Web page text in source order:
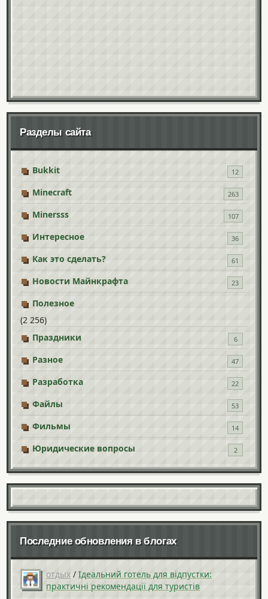
Разделы сайта
Bukkit 12
Minecraft 263
Minersss 107
Интересное 36
Как это сделать? 61
Новости Майнкрафта 23
Полезное
(2 256)
Праздники
6
Разное 47
Разработка 22
Файлы 53
Фильмы 14
Юридические вопросы 2
Последние обновления в блогах
отдых / Ідеальний готель для відпустки:
практичні рекомендації для туристів